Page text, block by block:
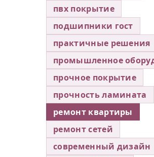
пвх покрытие
подшипники гост
практичные решения
промышленное
прочное покрытие
прочность ламината
ремонт квартиры
ремонт сетей
современный дизайн